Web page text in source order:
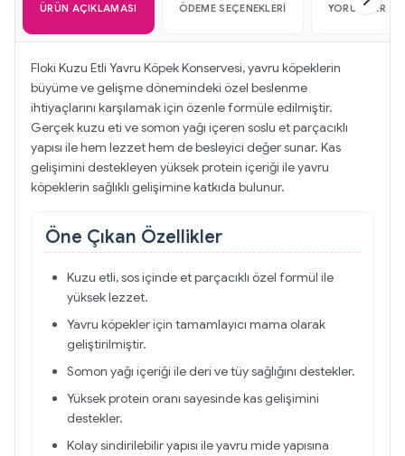
ÜRÜN AÇIKLAMASI ÖDEME SEÇENEKLERI YORUMLAR
Floki Kuzu Etli Yavru Köpek Konservesi, yavru köpeklerin
büyüme ve gelişme dönemindeki özel beslenme
ihtiyaçlarını karşılamak için özenle formüle edilmiştir.
Gerçek kuzu eti ve somon yağı içeren soslu et parçacıklı
yapısı ile hem lezzet hem de besleyici değer sunar. Kas
gelişimini destekleyen yüksek protein içeriği ile yavru
köpeklerin sağlıklı gelişimine katkıda bulunur.
Öne Çıkan Özellikler
Kuzu etli, sos içinde et parçacıklı özel formül ile
yüksek lezzet.
Yavru köpekler için tamamlayıcı mama olarak
geliştirilmiştir.
Somon yağı içeriği ile deri ve tüy sağlığını destekler.
Yüksek protein oranı sayesinde kas gelişimini
destekler.
Kolay sindirilebilir yapısı ile yavru mide yapısına